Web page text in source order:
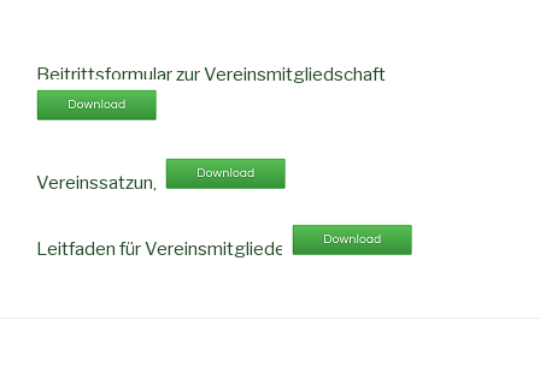
Beitrittsformular zur Vereinsmitgliedschaft
Vereinssatzung
Leitfaden für Vereinsmitglieder